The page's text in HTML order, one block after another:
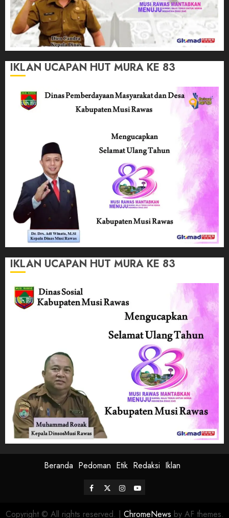
IKLAN UCAPAN HUT MURA KE 83
IKLAN UCAPAN HUT MURA KE 83
Beranda Pedoman Etik Redaksi Iklan
Facebook
TwitterInstagram
Youtube
Copyright © All rights reserved. | ChromeNews by AF themes.